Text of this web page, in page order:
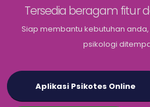
Tersedia beragam fitur
Siap membantu kebutuhan
psikologi
Aplikasi Psikotes Online